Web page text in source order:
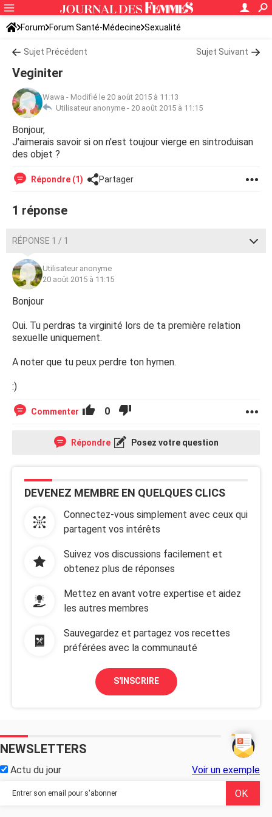
Forum Forum Santé-Médecine Sexualité
Sujet Précédent Sujet Suivant
Veginiter
Wawa - Modifié le 20 août 2015 à 11:13
Utilisateur anonyme - 20 août 2015 à 11:15
Bonjour,
J'aimerais savoir si on n'est toujour vierge en sintroduisan
des objet ?
Répondre (1) Partager
1 réponse
RÉPONSE 1 / 1
Utilisateur anonyme
20 août 2015 à 11:15
Bonjour
Oui. Tu perdras ta virginité lors de ta première relation
sexuelle uniquement.
A noter que tu peux perdre ton hymen.
:)
Commenter 0
Répondre Posez votre question
DEVENEZ MEMBRE EN QUELQUES CLICS
Connectez-vous simplement avec ceux qui
partagent vos intérêts
Suivez vos discussions facilement et
obtenez plus de réponses
Mettez en avant votre expertise et aidez
les autres membres
Sauvegardez et partagez vos recettes
préférées avec la communauté
S'INSCRIRE
NEWSLETTERS
Actu du jour Voir un exemple